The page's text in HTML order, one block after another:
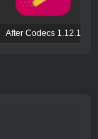
After Codecs 1.12.1